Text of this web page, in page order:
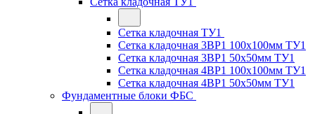
Сетка кладочная ТУ1
Сетка кладочная 3ВР1 100x100мм ТУ1
Сетка кладочная 3ВР1 50x50мм ТУ1
Сетка кладочная 4ВР1 100x100мм ТУ1
Сетка кладочная 4ВР1 50x50мм ТУ1
Фундаментные блоки ФБС